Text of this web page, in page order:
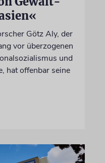
Götz Aly, der
vor überzogenen
und
hat offenbar seine